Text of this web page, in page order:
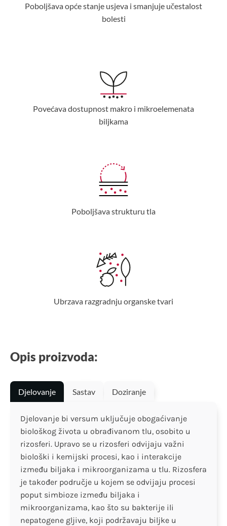
Poboljšava opće stanje usjeva i smanjuje učestalost
bolesti
Povećava dostupnost makro i mikroelemenata
biljkama
Poboljšava strukturu tla
Ubrzava razgradnju organske tvari
Opis proizvoda:
Djelovanje Sastav Doziranje
Djelovanje bi versum uključuje obogaćivanje
biološkog života u obrađivanom tlu, osobito u
rizosferi. Upravo se u rizosferi odvijaju važni
biološki i kemijski procesi, kao i interakcije
između biljaka i mikroorganizama u tlu. Rizosfera
je također područje u kojem se odvijaju procesi
poput simbioze između biljaka i
mikroorganizama, kao što su bakterije ili
nepatogene gljive, koji podržavaju biljke u